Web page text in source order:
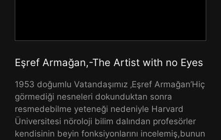
Eşref Armağan,-The Artist with no Eyes
1953 doğumlu Vatandaşımız ‚Eşref Armağan’Hiç
görmediği nesneleri dokunduktan sonra
resmedebilme yeteneği nedeniyle Harvard
Üniversitesi nöroloji bilim dalından profesörler
kendisinin beyin fonksiyonlarını incelemiş,bunun